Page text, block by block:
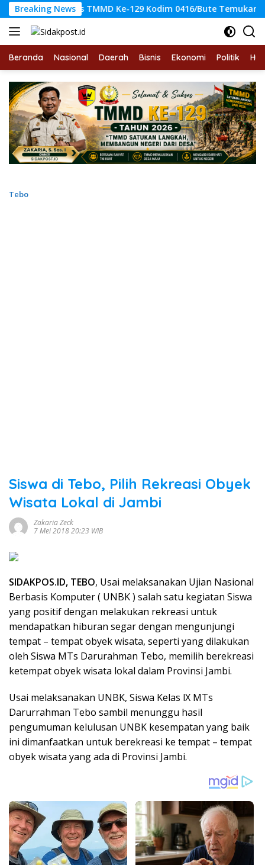
Langsung
ke
konten
Breaking News
Satgas TMMD Ke-129 Kodim 0416/Bute Temukan Sumber
Beranda Nasional Daerah Bisnis Ekonomi Politik
Tebo
Siswa di Tebo, Pilih Rekreasi Obyek
Wisata Lokal di Jambi
Zakaria Zeck
7 Mei 2018 20:23 WIB
SIDAKPOS.ID, TEBO, Usai melaksanakan Ujian Nasional
Berbasis Komputer ( UNBK ) salah satu kegiatan Siswa
yang positif dengan melakukan rekreasi untuk
mendapatkan hiburan segar dengan mengunjungi
tempat – tempat obyek wisata, seperti yang dilakukan
oleh Siswa MTs Darurahman Tebo, memilih berekreasi
ketempat obyek wisata lokal dalam Provinsi Jambi.
Usai melaksanakan UNBK, Siswa Kelas lX MTs
Darurrahman Tebo sambil menunggu hasil
pengumuman kelulusan UNBK kesempatan yang baik
ini dimanfaatkan untuk berekreasi ke tempat – tempat
obyek wisata yang ada di Provinsi Jambi.